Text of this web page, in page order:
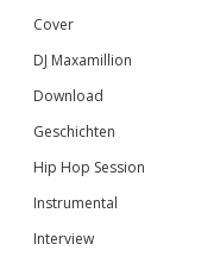
Cover
DJ Maxamillion
Download
Geschichten
Hip Hop Session
Instrumental
Interview